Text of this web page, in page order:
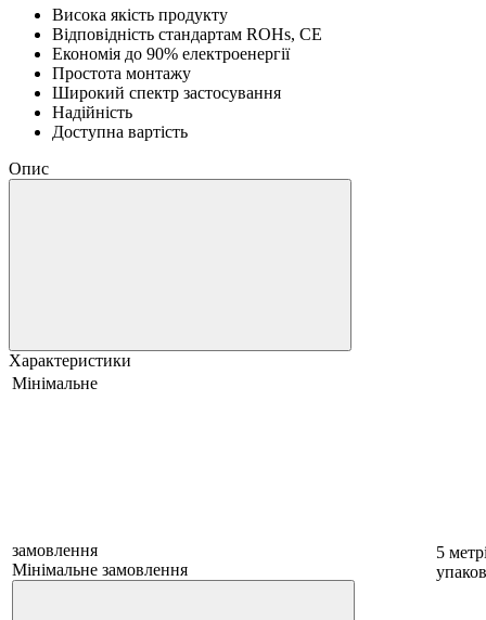
Висока якість продукту
Відповідність стандартам ROHs, CE
Економія до 90% електроенергії
Простота монтажу
Широкий спектр застосування
Надійність
Доступна вартість
Опис
Характеристики
Мінімальне
замовлення
Мінімальне замовлення
5